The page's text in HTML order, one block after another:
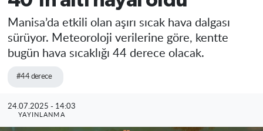
Manisa’da etkili olan aşırı sıcak hava dalgası
sürüyor. Meteoroloji verilerine göre, kentte
bugün hava sıcaklığı 44 derece olacak.
#44 derece
24.07.2025 - 14:03
YAYINLANMA
Salihli
Saruhanlı
Resmi İlanlar
Süper Lig Puan Durumu ve Fikstür
Tüm Manşetler
Haber Arşivi